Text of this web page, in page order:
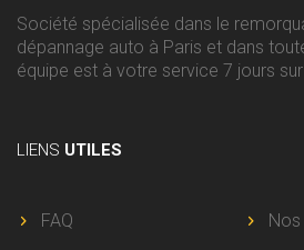
Société spécialisée dans le
dépannage auto à Paris et dans
équipe est à votre service 7 jours
LIENS UTILES
FAQ